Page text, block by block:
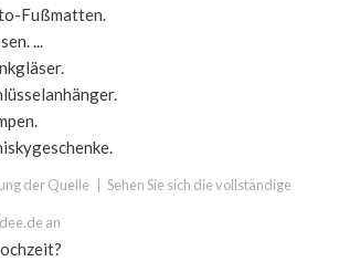
Fußmatten.
...
der Quelle Sehen Sie sich die vollständige
an